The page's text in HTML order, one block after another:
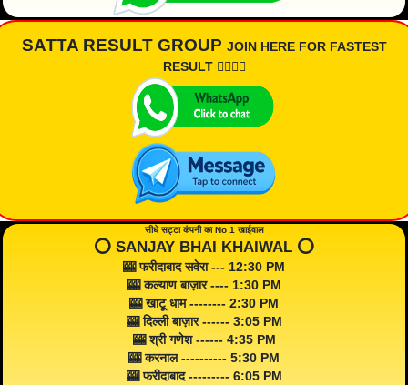
SATTA RESULT GROUP JOIN HERE FOR FASTEST
RESULT 👇🏾👇🏾
सीधे सट्टा कंपनी का No 1 खाईवाल
⭕️ SANJAY BHAI KHAIWAL ⭕️
🎰 फरीदाबाद सवेरा --- 12:30 PM
🎰 कल्याण बाज़ार ---- 1:30 PM
🎰 खाटू धाम -------- 2:30 PM
🎰 दिल्ली बाज़ार ------ 3:05 PM
🎰 श्री गणेश ------ 4:35 PM
🎰 करनाल ---------- 5:30 PM
🎰 फरीदाबाद --------- 6:05 PM